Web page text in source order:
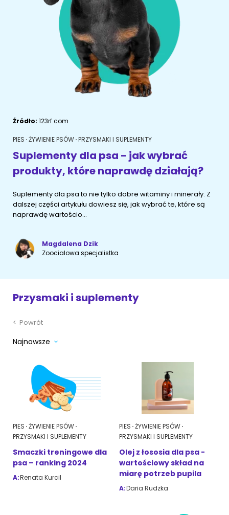
Porady żywieniowe
Przysmaki i suplementy
Szkolenie
MAM PSA
Życie z psem
Akcesoria dla psa
Sznaucer miniaturowy
Owczarek niemiecki
Wyszukiwarka ras psów
Przyjazne miejsca Adopcje
Porady żywieniowe
Przysmaki i suplementy
Zrozumieć kota
Mały kotek w domu
Życie z kotem
Szkolenie
Akcesoria dla kota
RASY KOTÓW
Kot syberyjski
Kot perski
Kot rosyjski niebieski
RYBKI AKWARIOWE
OPIEKA DZIENNA
Znajdź petsittera
Źródło: 123rf.com
PIES ŻYWIENIE PSÓW PRZYSMAKI I SUPLEMENTY
Suplementy dla psa - jak wybrać
produkty, które naprawdę działają?
Suplementy dla psa to nie tylko dobre witaminy i minerały. Z
dalszej części artykułu dowiesz się, jak wybrać te, które są
naprawdę wartościo...
Magdalena Dzik
Zoocialowa specjalistka
Przysmaki i suplementy
< Powrót
Najnowsze
PIES ŻYWIENIE PSÓW
PRZYSMAKI I SUPLEMENTY
Smaczki treningowe dla
psa – ranking 2024
A:Renata Kurcil
PIES ŻYWIENIE PSÓW
PRZYSMAKI I SUPLEMENTY
Olej z łososia dla psa -
wartościowy skład na
miarę potrzeb pupila
A:Daria Rudzka